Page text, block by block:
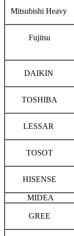
Mitsubishi Heavy
Fujitsu
DAIKIN
TOSHIBA
LESSAR
TOSOT
HISENSE
MIDEA
GREE